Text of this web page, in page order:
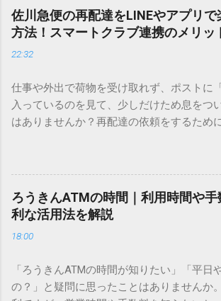
し、似た漢字が多すぎて結局見つからない
ません。 そこで今回は、IMEパッドを使わ
ドを打ち込むだけで一瞬で旧字や外字、特
「文字コード入力」のテクニックを詳しく
必要はありません。 1. なぜ「変換」しても
こないのか？ そもそも、なぜ普通の変換で
あるのでしょうか。その理由は、パソコン
は、JIS規格（日本産業規格）によって「
準」といった形で整理されています。しか
使われる非常に古い漢字（旧字）や、特定
れた「外字」は、この一般的な変換リスト
ン上のすべての文字には、いわば「住所」
り振られています。変換候補に出ない文字
（コード）を直接指定すれば、確実に呼び
佐川急便の再配達をLINEやアプリで
方法！スマートクラブ連携のメリッ
22:32
仕事や外出で荷物を受け取れず、ポストに
入っているのを見て、少しだけため息をつ
はありませんか？再配達の依頼をするため
ことに申し訳なさを感じたりすることもあ
ん。 「もっとスムーズに、自分のタイミン
い」 「わざわざ電話をかけずに、スマホ一
い」 そんな願いを叶えてくれるのが、佐川
ビス「スマートクラブ」と、LINEや公式ア
これらを活用するだけで、再配達のストレ
受け取り術と、連携による具体的なメリッ
す。 佐川急便の再配達が劇的に変わる「ス
ろうきんATMの時間｜利用時間や手
利な活用法を解説
18:00
「ろうきんATMの時間が知りたい」「平日
の？」と疑問に思ったことはありませんか